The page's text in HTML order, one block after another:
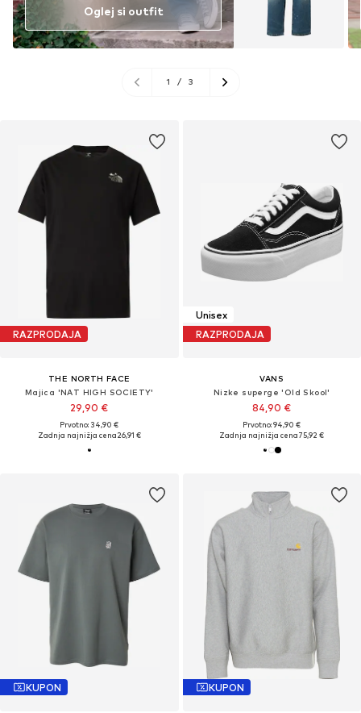
Oglej si outfit
1 / 3
RAZPRODAJA
THE NORTH FACE
Majica 'NAT HIGH SOCIETY'
29,90 €
Prvotno: 34,90 €
Zadnja najnižja cena26,91 €
Unisex
RAZPRODAJA
VANS
Nizke superge 'Old Skool'
84,90 €
Prvotno: 94,90 €
Zadnja najnižja cena75,92 €
KUPON KUPON